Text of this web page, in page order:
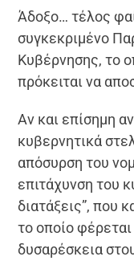
Άδοξο… τέλος
συγκεκριμένο
Κυβέρνησης, το
πρόκειται να
Αν και επίσημη
κυβερνητικά
απόσυρση του
επιτάχυνση του
διατάξεις”, που
το οποίο
δυσαρέσκεια